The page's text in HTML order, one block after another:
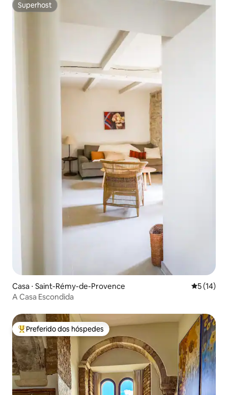
Superhost
Superhost
Casa ⋅ Saint-Rémy-de-Provence 5 de uma
5 (14)
A Casa Escondida
Entre os melhores preferidos dos hóspedes
Preferido dos hóspedes